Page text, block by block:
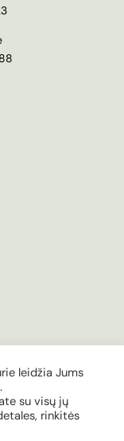
Powered by
leidžia Jums
su visų jų
rinkitės